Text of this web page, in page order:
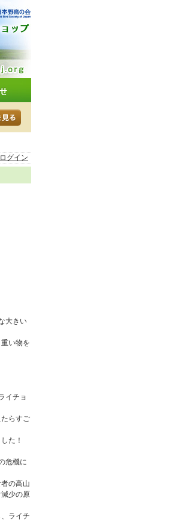
ログイン
大きい
い物を
イチョ
らすご
た！
危機に
の高山
少の原
ライチ